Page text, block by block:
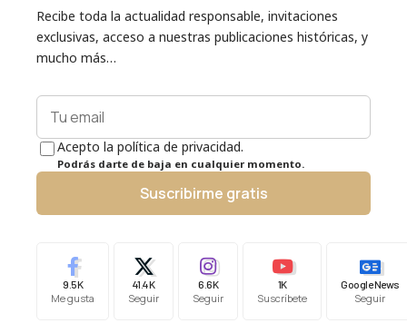
Recibe toda la actualidad responsable, invitaciones
exclusivas, acceso a nuestras publicaciones históricas, y
mucho más…
Acepto la política de privacidad.
Podrás darte de baja en cualquier momento.
Suscribirme gratis
9.5K
Me gusta
41.4K
Seguir
6.6K
Seguir
1K
Suscríbete
Google News
Seguir